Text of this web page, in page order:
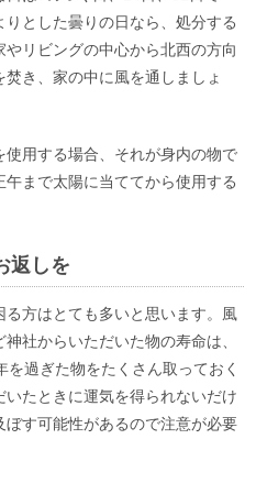
とした曇りの日なら、処分する
リビングの中心から北西の方向
き、家の中に風を通しましょ
使用する場合、それが身内の物で
まで太陽に当ててから使用する
返しを
方はとても多いと思います。風
社からいただいた物の寿命は、
過ぎた物をたくさん取っておく
たときに運気を得られないだけ
す可能性があるので注意が必要